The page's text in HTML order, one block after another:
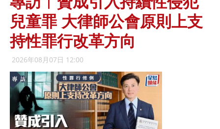
兒童罪 大律師公會原則上支
持性罪行改革方向
2026年08月07日 12:00